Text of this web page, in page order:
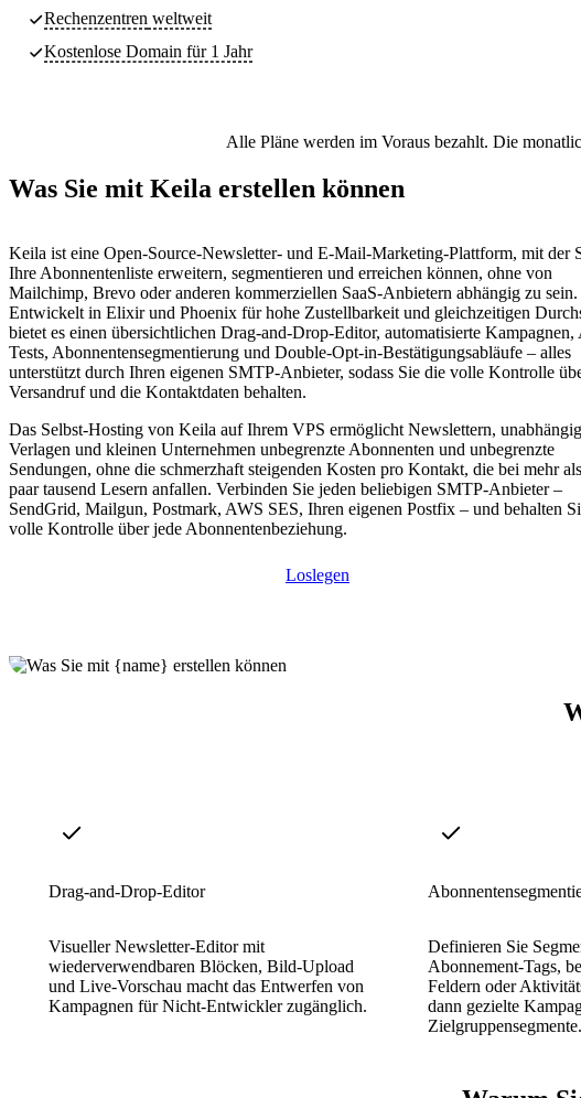
Rechenzentren weltweit
Kostenlose Domain für 1 Jahr
Alle Pläne werden im Voraus bezahlt. Die
Was Sie mit Keila erstellen können
Keila ist eine Open-Source-Newsletter- und E-Mail-Marketing-Plattform, mit der
Ihre Abonnentenliste erweitern, segmentieren und erreichen können, ohne von
Mailchimp, Brevo oder anderen kommerziellen SaaS-Anbietern abhängig zu sein.
Entwickelt in Elixir und Phoenix für hohe Zustellbarkeit und gleichzeitigen
bietet es einen übersichtlichen Drag-and-Drop-Editor, automatisierte
Tests, Abonnentensegmentierung und Double-Opt-in-Bestätigungsabläufe – alles
unterstützt durch Ihren eigenen SMTP-Anbieter, sodass Sie die volle Kontrolle
Versandruf und die Kontaktdaten behalten.
Das Selbst-Hosting von Keila auf Ihrem VPS ermöglicht Newslettern,
Verlagen und kleinen Unternehmen unbegrenzte Abonnenten und unbegrenzte
Sendungen, ohne die schmerzhaft steigenden Kosten pro Kontakt, die bei mehr
paar tausend Lesern anfallen. Verbinden Sie jeden beliebigen SMTP-Anbieter –
SendGrid, Mailgun, Postmark, AWS SES, Ihren eigenen Postfix – und behalten
volle Kontrolle über jede Abonnentenbeziehung.
Loslegen
Drag-and-Drop-Editor
Visueller Newsletter-Editor mit
wiederverwendbaren Blöcken, Bild-Upload
und Live-Vorschau macht das Entwerfen von
Kampagnen für Nicht-Entwickler zugänglich.
Definieren Sie
Abonnement-Tags,
Feldern oder
dann gezielte
Zielgruppensegmente.